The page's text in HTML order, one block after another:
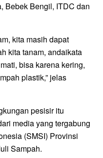
Bebek Bengil, ITDC dan
kita masih dapat
kita tanam, andaikata
bisa karena kering,
plastik,” jelas
pesisir itu
media yang tergabung
(SMSI) Provinsi
Sampah.